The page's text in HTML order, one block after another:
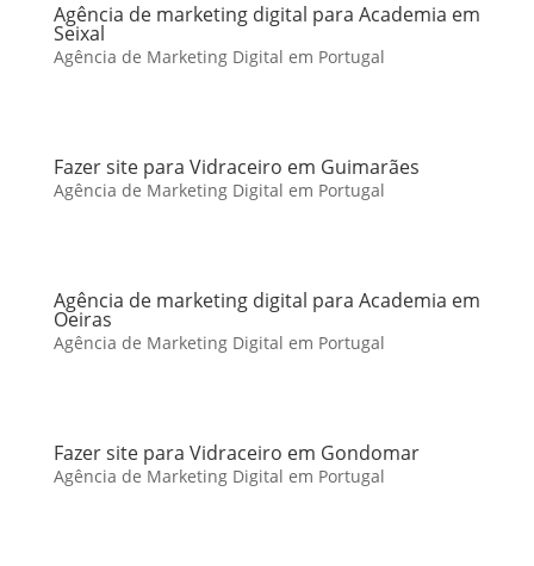
Agência de marketing digital para Academia em
Seixal
Agência de Marketing Digital em Portugal
Fazer site para Vidraceiro em Guimarães
Agência de Marketing Digital em Portugal
Agência de marketing digital para Academia em
Oeiras
Agência de Marketing Digital em Portugal
Fazer site para Vidraceiro em Gondomar
Agência de Marketing Digital em Portugal